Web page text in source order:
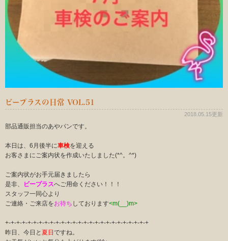
ビープラスの日常 VOL.51
2018.05.15更新
部品通販担当のあやパンです。
本日は、6月後半に車検を迎える
お客さまにご案内状を作成いたしました(*^。^*)
ご案内状がお手元届きましたら
是非、
ビープラスへご用命ください！！！
スタッフ一同心より
ご連絡・ご来店をお待ち しております<m(__)m>
+-+-+-+-+-+-+-+-+-+-+-+-+-+-+-+-+-+-+-+-+-+-+-+-+-+
昨日、今日と 夏日ですね。